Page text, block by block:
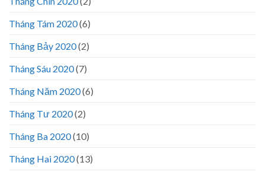
Tháng Tám 2020(6)
Tháng Bảy 2020(2)
Tháng Sáu 2020(7)
Tháng Năm 2020(6)
Tháng Tư 2020(2)
Tháng Ba 2020(10)
Tháng Hai 2020(13)